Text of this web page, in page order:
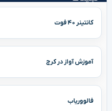
کانتینر ۴۰ فوت
آموزش آواز در کرج
فالووریاب